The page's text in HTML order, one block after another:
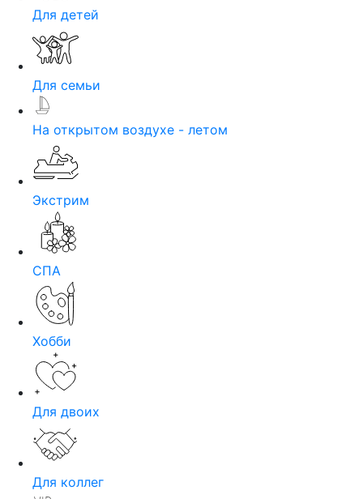
Для детей
Для семьи
На открытом воздухе - летом
Экстрим
СПА
Хобби
Для двоих
Для коллег